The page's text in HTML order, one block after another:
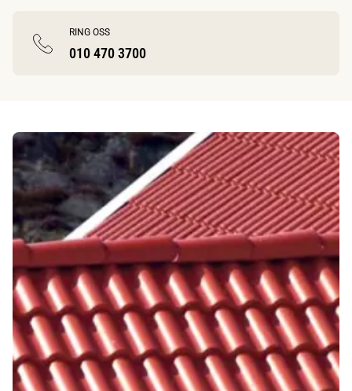
RING OSS
010 470 3700